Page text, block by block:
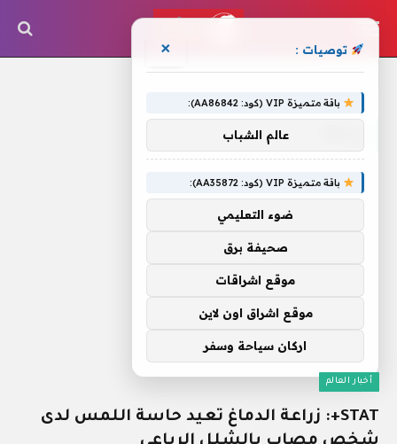
أخبار العالم
STAT+: زراعة الدماغ تعيد حاسة اللمس لدى
توصيات : ×
باقة متميزة VIP (كود: AA86842):
عالم الشباب
باقة متميزة VIP (كود: AA35872):
ضوء التعليمي
صحيفة برق
موقع اشراقات
موقع اشراق اون لاين
اركان سياحة وسفر